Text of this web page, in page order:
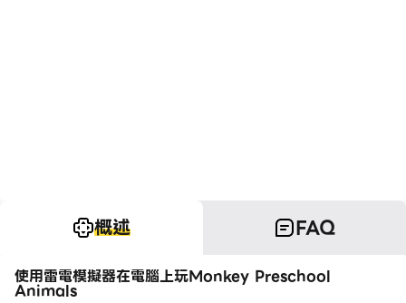
概述 FAQ
使用雷電模擬器在電腦上玩Monkey Preschool
Animals